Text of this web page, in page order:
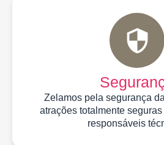
Zelamos pela segurança
atrações totalmente
responsáveis